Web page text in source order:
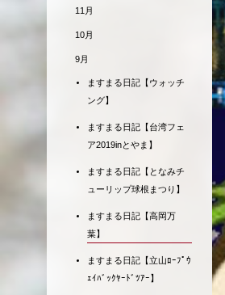
11月
10月
9月
ますまる日記【ウォッチ
ング】
ますまる日記【台湾フェ
ア2019inとやま】
ますまる日記【となみチ
ューリップ球根まつり】
ますまる日記【高岡万
葉】
ますまる日記【立山ﾛｰﾌﾟｳ
ｪｲﾊﾞｯｸﾔｰﾄﾞﾂｱｰ】